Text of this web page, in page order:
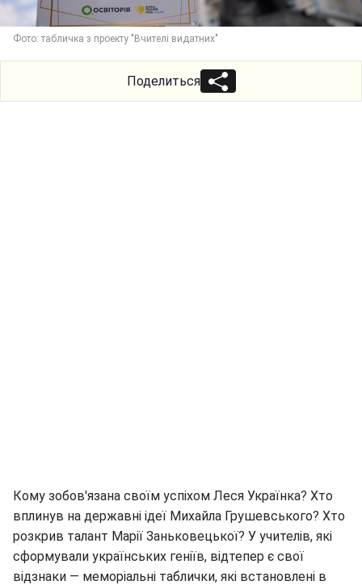
Фото: табличка з проекту "Вчителі видатних"
Поделиться
Кому зобов'язана своїм успіхом Леся Українка? Хто
вплинув на державні ідеї Михайла Грушевського? Хто
розкрив талант Марії Заньковецької? У учителів, які
сформували українських геніїв, відтепер є свої
відзнаки — меморіальні таблички, які встановлені в